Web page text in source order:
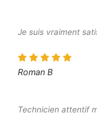
Je suis vraiment
Roman B
Technicien attentif